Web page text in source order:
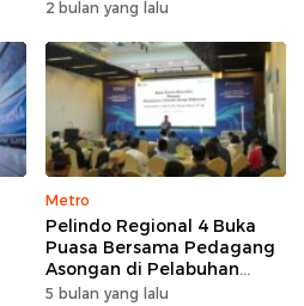
Wijaya sebagai Dirut
2 bulan yang lalu
Metro
Pelindo Regional 4 Buka
Puasa Bersama Pedagang
Asongan di Pelabuhan
Makassar, Perkuat
5 bulan yang lalu